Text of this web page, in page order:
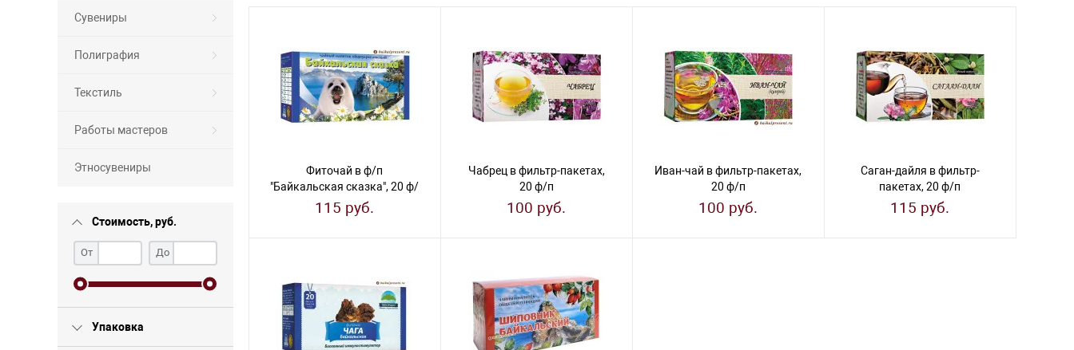
Сувениры
Полиграфия
Текстиль
Работы мастеров
Этносувениры
Стоимость, руб.
От До
Упаковка
Фиточай в ф/п
"Байкальская сказка", 20 ф/
п
115 руб.
Чабрец в фильтр-пакетах,
20 ф/п
100 руб.
Иван-чай в фильтр-пакетах,
20 ф/п
100 руб.
Саган-дайля в фильтр-
пакетах, 20 ф/п
115 руб.